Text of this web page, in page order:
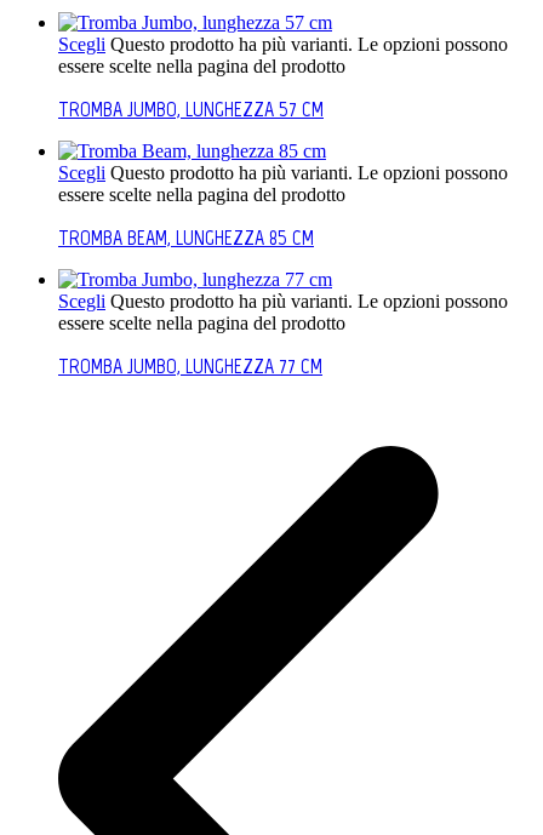
Scegli Questo prodotto ha più varianti. Le opzioni possono
essere scelte nella pagina del prodotto
TROMBA JUMBO, LUNGHEZZA 57 CM
Scegli Questo prodotto ha più varianti. Le opzioni possono
essere scelte nella pagina del prodotto
TROMBA BEAM, LUNGHEZZA 85 CM
Scegli Questo prodotto ha più varianti. Le opzioni possono
essere scelte nella pagina del prodotto
TROMBA JUMBO, LUNGHEZZA 77 CM